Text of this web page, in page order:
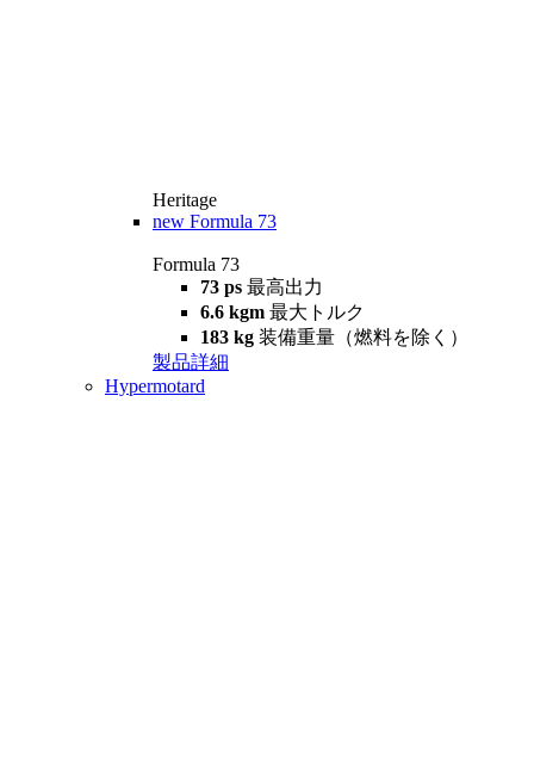
Heritage
new Formula 73
Formula 73
73 ps 最高出力
6.6 kgm 最大トルク
183 kg 装備重量（燃料を除く）
製品詳細
Hypermotard